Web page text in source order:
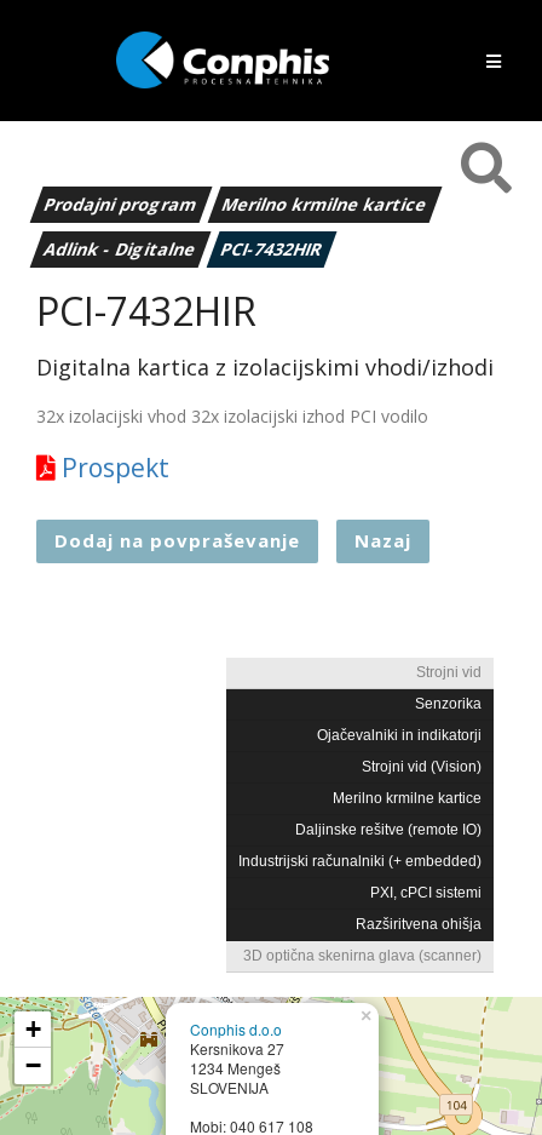
Prodajni program
Merilno krmilne kartice
Adlink - Digitalne
PCI-7432HIR
PCI-7432HIR
Digitalna kartica z izolacijskimi vhodi/izhodi
32x izolacijski vhod 32x izolacijski izhod PCI vodilo
Prospekt
Dodaj na povpraševanje Nazaj
Strojni vid
Senzorika
Ojačevalniki in indikatorji
Strojni vid (Vision)
Merilno krmilne kartice
Daljinske rešitve (remote IO)
Industrijski računalniki (+ embedded)
PXI, cPCI sistemi
Razširitvena ohišja
3D optična skenirna glava (scanner)
Conphis d.o.o
Kersnikova 27
1234 Mengeš
SLOVENIJA
Mobi: 040 617 108
×
+
−